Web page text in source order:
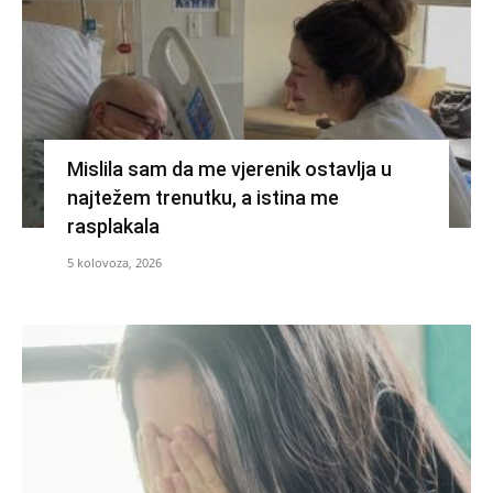
Mislila sam da me vjerenik ostavlja u
najtežem trenutku, a istina me
rasplakala
5 kolovoza, 2026